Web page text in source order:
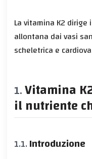
La vitamina K2
allontana dai vasi
scheletrica e
Vitamina
il nutriente
Introduzione